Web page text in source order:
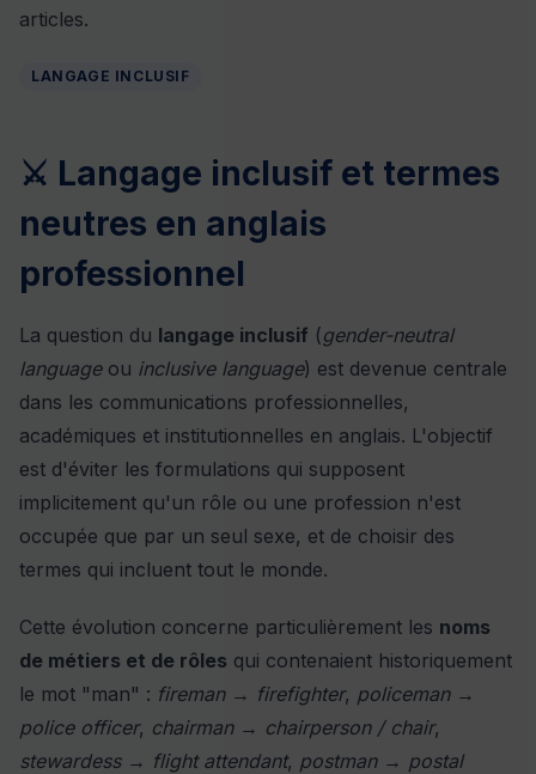
articles.
LANGAGE INCLUSIF
⚔ Langage inclusif et termes
neutres en anglais
professionnel
La question du langage inclusif (gender-neutral
languageou inclusive language) est devenue centrale
dans les communications professionnelles,
académiques et institutionnelles en anglais. L'objectif
est d'éviter les formulations qui supposent
implicitement qu'un rôle ou une profession n'est
occupée que par un seul sexe, et de choisir des
termes qui incluent tout le monde.
Cette évolution concerne particulièrement les noms
de métiers et de rôles qui contenaient historiquement
le mot "man" : fireman → firefighter, policeman →
police officer, chairman → chairperson / chair,
stewardess → flight attendant, postman → postal